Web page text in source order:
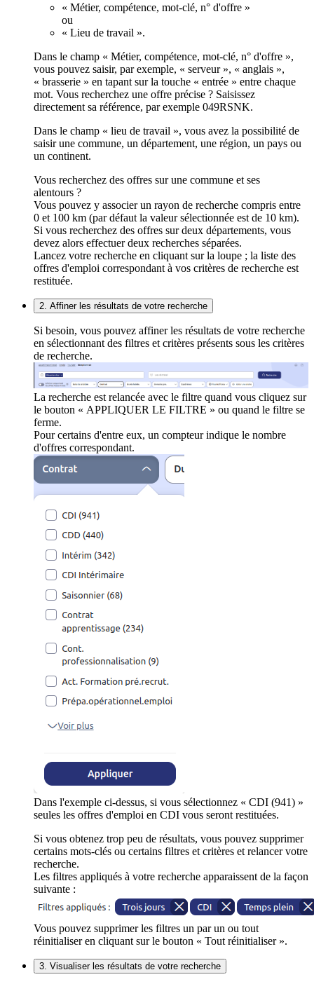
« Métier, compétence, mot-clé, n° d'offre »
ou
« Lieu de travail ».
Dans le champ « Métier, compétence, mot-clé, n° d'offre »,
vous pouvez saisir, par exemple, « serveur », « anglais »,
« brasserie » en tapant sur la touche « entrée » entre chaque
mot. Vous recherchez une offre précise ? Saisissez
directement sa référence, par exemple 049RSNK.
Dans le champ « lieu de travail », vous avez la possibilité de
saisir une commune, un département, une région, un pays ou
un continent.
Vous recherchez des offres sur une commune et ses
alentours ?
Vous pouvez y associer un rayon de recherche compris entre
0 et 100 km (par défaut la valeur sélectionnée est de 10 km).
Si vous recherchez des offres sur deux départements, vous
devez alors effectuer deux recherches séparées.
Lancez votre recherche en cliquant sur la loupe ; la liste des
offres d'emploi correspondant à vos critères de recherche est
restituée.
2. Affiner les résultats de votre recherche
Si besoin, vous pouvez affiner les résultats de votre recherche
en sélectionnant des filtres et critères présents sous les critères
de recherche.
La recherche est relancée avec le filtre quand vous cliquez sur
le bouton « APPLIQUER LE FILTRE » ou quand le filtre se
ferme.
Pour certains d'entre eux, un compteur indique le nombre
d'offres correspondant.
Dans l'exemple ci-dessus, si vous sélectionnez « CDI (941) »
seules les offres d'emploi en CDI vous seront restituées.
Si vous obtenez trop peu de résultats, vous pouvez supprimer
certains mots-clés ou certains filtres et critères et relancer votre
recherche.
Les filtres appliqués à votre recherche apparaissent de la façon
suivante :
Vous pouvez supprimer les filtres un par un ou tout
réinitialiser en cliquant sur le bouton « Tout réinitialiser ».
3. Visualiser les résultats de votre recherche